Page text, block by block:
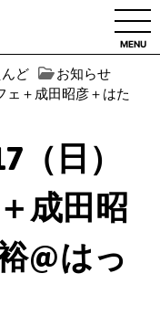
MENU
ど
お知らせ
ェ＋成田昭彦＋はた
（日）
成田昭
@はっ